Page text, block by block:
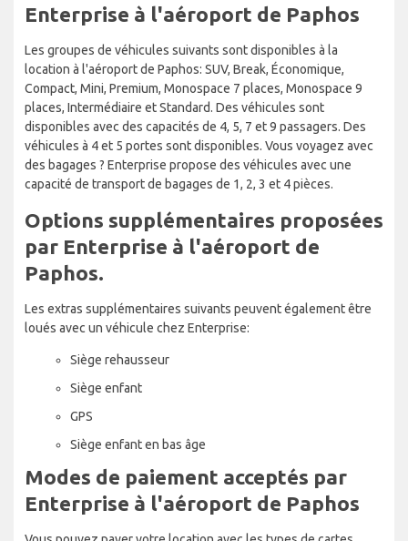
Enterprise à l'aéroport de Paphos
Les groupes de véhicules suivants sont disponibles à la
location à l'aéroport de Paphos: SUV, Break, Économique,
Compact, Mini, Premium, Monospace 7 places, Monospace 9
places, Intermédiaire et Standard. Des véhicules sont
disponibles avec des capacités de 4, 5, 7 et 9 passagers. Des
véhicules à 4 et 5 portes sont disponibles. Vous voyagez avec
des bagages ? Enterprise propose des véhicules avec une
capacité de transport de bagages de 1, 2, 3 et 4 pièces.
Options supplémentaires proposées
par Enterprise à l'aéroport de
Paphos.
Les extras supplémentaires suivants peuvent également être
loués avec un véhicule chez Enterprise:
Siège rehausseur
Siège enfant
GPS
Siège enfant en bas âge
Modes de paiement acceptés par
Enterprise à l'aéroport de Paphos